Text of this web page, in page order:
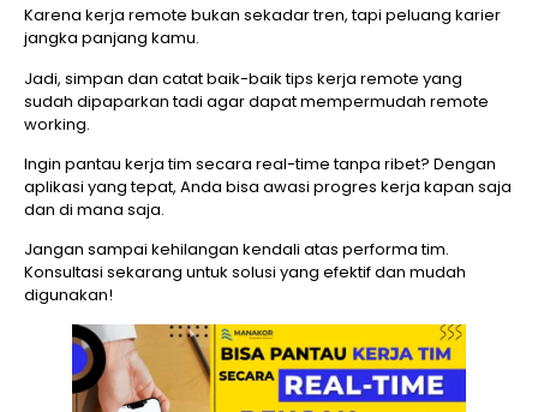
Karena kerja remote bukan sekadar tren, tapi peluang karier
jangka panjang kamu.
Jadi, simpan dan catat baik-baik tips kerja remote yang
sudah dipaparkan tadi agar dapat mempermudah remote
working.
Ingin pantau kerja tim secara real-time tanpa ribet? Dengan
aplikasi yang tepat, Anda bisa awasi progres kerja kapan saja
dan di mana saja.
Jangan sampai kehilangan kendali atas performa tim.
Konsultasi sekarang untuk solusi yang efektif dan mudah
digunakan!